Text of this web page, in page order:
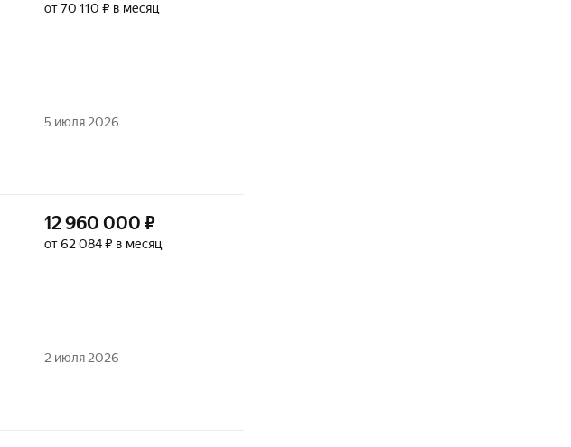
от 70 110 ₽ в месяц
5 июля 2026
12 960 000 ₽
от 62 084 ₽ в месяц
2 июля 2026